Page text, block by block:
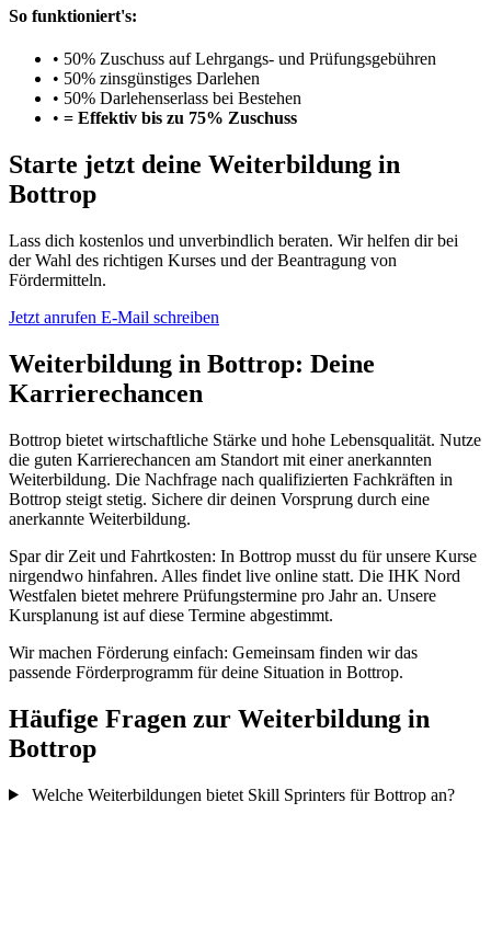
So funktioniert's:
• 50% Zuschuss auf Lehrgangs- und Prüfungsgebühren
• 50% zinsgünstiges Darlehen
• 50% Darlehenserlass bei Bestehen
• = Effektiv bis zu 75% Zuschuss
Starte jetzt deine Weiterbildung in
Bottrop
Lass dich kostenlos und unverbindlich beraten. Wir helfen dir bei
der Wahl des richtigen Kurses und der Beantragung von
Fördermitteln.
Jetzt anrufen E-Mail schreiben
Weiterbildung in Bottrop: Deine
Karrierechancen
Bottrop bietet wirtschaftliche Stärke und hohe Lebensqualität. Nutze
die guten Karrierechancen am Standort mit einer anerkannten
Weiterbildung. Die Nachfrage nach qualifizierten Fachkräften in
Bottrop steigt stetig. Sichere dir deinen Vorsprung durch eine
anerkannte Weiterbildung.
Spar dir Zeit und Fahrtkosten: In Bottrop musst du für unsere Kurse
nirgendwo hinfahren. Alles findet live online statt. Die IHK Nord
Westfalen bietet mehrere Prüfungstermine pro Jahr an. Unsere
Kursplanung ist auf diese Termine abgestimmt.
Wir machen Förderung einfach: Gemeinsam finden wir das
passende Förderprogramm für deine Situation in Bottrop.
Häufige Fragen zur Weiterbildung in
Bottrop
Welche Weiterbildungen bietet Skill Sprinters für Bottrop an?